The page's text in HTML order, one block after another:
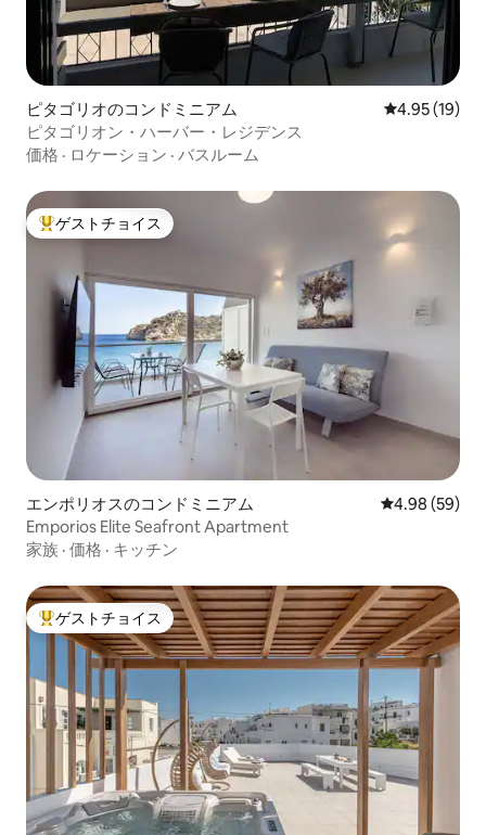
ピタゴリオのコンドミニアム レビュー19
4.95 (19)
ピタゴリオン・ハーバー・レジデンス
価格 · ロケーション · バスルーム
大好評のゲストチョイスです。
ゲストチョイス
エンポリオスのコンドミニアム レビュー59
4.98 (59)
Emporios Elite Seafront Apartment
家族 · 価格 · キッチン
大好評のゲストチョイスです。
ゲストチョイス